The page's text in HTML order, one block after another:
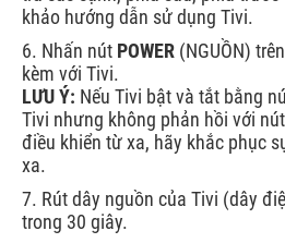
khảo hướng dẫn sử dụng Tivi.
6. Nhấn nút POWER(NGUỒN)
kèm với Tivi.
LƯU Ý: Nếu Tivi bật và tắt bằng
Tivi nhưng không phản hồi với nút
điều khiển từ xa, hãy khắc phục
xa.
7. Rút dây nguồn của Tivi (dây
trong 30 giây.